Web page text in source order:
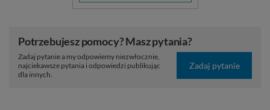
Potrzebujesz pomocy? Masz pytania?
Zadaj pytanie a my odpowiemy niezwłocznie,
najciekawsze pytania i odpowiedzi publikując
dla innych.
Zadaj pytanie